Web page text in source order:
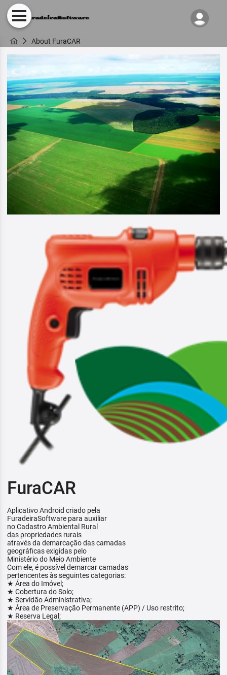
About FuraCAR
FuraCAR
Aplicativo Android criado pela
FuradeiraSoftware para auxiliar
no Cadastro Ambiental Rural
das propriedades rurais
através da demarcação das camadas
geográficas exigidas pelo
Ministério do Meio Ambiente
Com ele, é possível demarcar camadas
pertencentes às seguintes categorias:
★ Área do Imóvel;
★ Cobertura do Solo;
★ Servidão Administrativa;
★ Área de Preservação Permanente (APP) / Uso restrito;
★ Reserva Legal;